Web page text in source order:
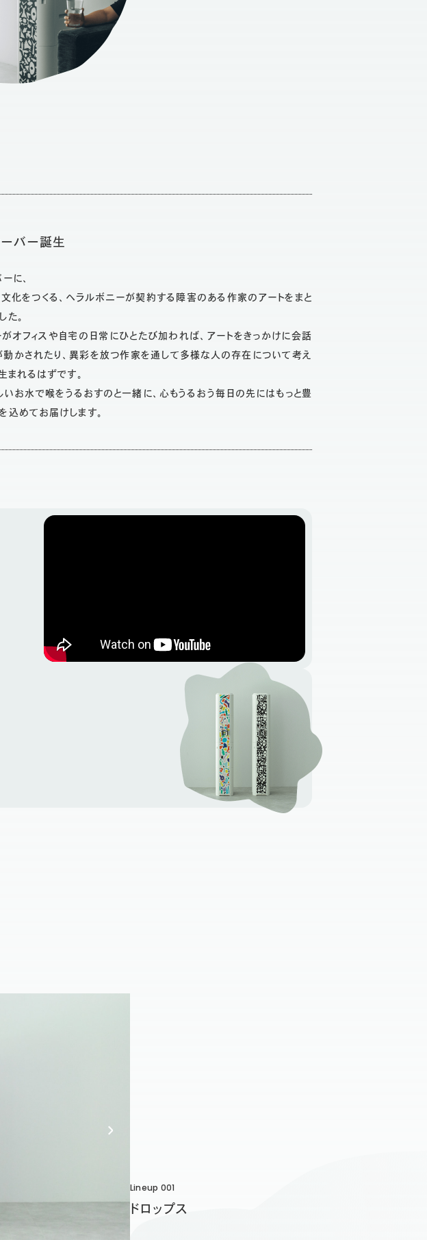
バー誕生
に、
化をつくる、ヘラルボニーが契約する障害のある作家のアートをまと
。
オフィスや自宅の日常にひとたび加われば、アートをきっかけに会話
かされたり、異彩を放つ作家を通して多様な人の存在について考え
まれるはずです。
お水で喉をうるおすのと一緒に、心もうるおう毎日の先にはもっと豊
込めてお届けします。
Lineup 001
ドロップス